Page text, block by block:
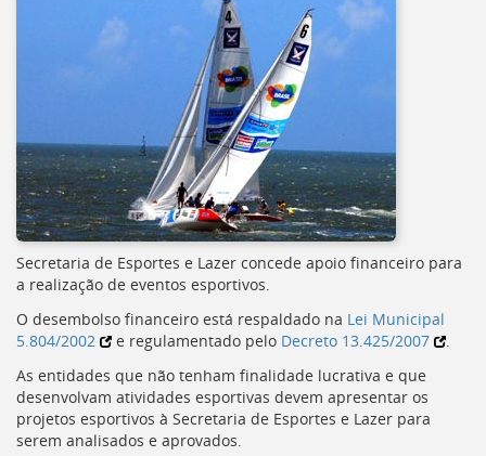
Secretaria de Esportes e Lazer concede apoio financeiro para
a realização de eventos esportivos.
O desembolso financeiro está respaldado na Lei Municipal
5.804/2002
e regulamentado pelo Decreto 13.425/2007
.
As entidades que não tenham finalidade lucrativa e que
desenvolvam atividades esportivas devem apresentar os
projetos esportivos à Secretaria de Esportes e Lazer para
serem analisados e aprovados.